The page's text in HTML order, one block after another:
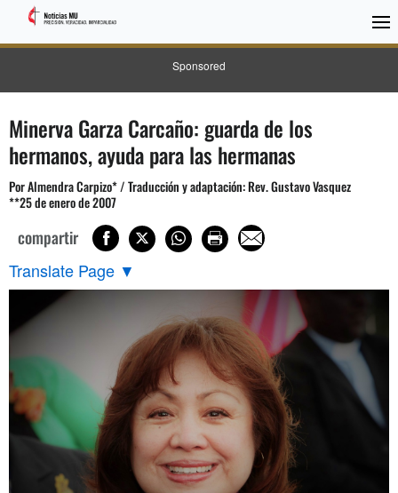
Sponsored
Minerva Garza Carcaño: guarda de los
hermanos, ayuda para las hermanas
Por Almendra Carpizo* / Traducción y adaptación: Rev. Gustavo Vasquez
**25 de enero de 2007
compartir
Translate Page ▼